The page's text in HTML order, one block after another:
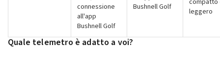
connessione
all'app
Bushnell Golf
Bushnell Golf
compatto
leggero
Quale telemetro è adatto a voi?